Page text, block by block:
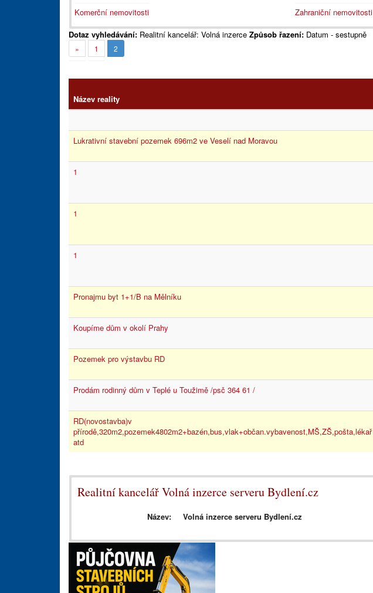
Komerční nemovitosti
Zahraniční nemovitosti
Dotaz vyhledávání: Realitní kancelář: Volná inzerce Způsob řazení: Datum - sestupně
» 1 2
Název reality
Lukrativní stavební pozemek 696m2 ve Veselí nad Moravou
1
1
1
Pronajmu byt 1+1/B na Mělníku
Koupíme dům v okolí Prahy
Pozemek pro výstavbu RD
Prodám rodinný dům v Teplé u Toužimě /psč 364 61 /
RD(novostavba)v
přírodě,320m2,pozemek4802m2+bazén,bus,vlak+občan.vybavenost,MŠ,ZŠ,pošta,lékař
atd
Realitní kancelář Volná inzerce serveru Bydlení.cz
Název: Volná inzerce serveru Bydlení.cz